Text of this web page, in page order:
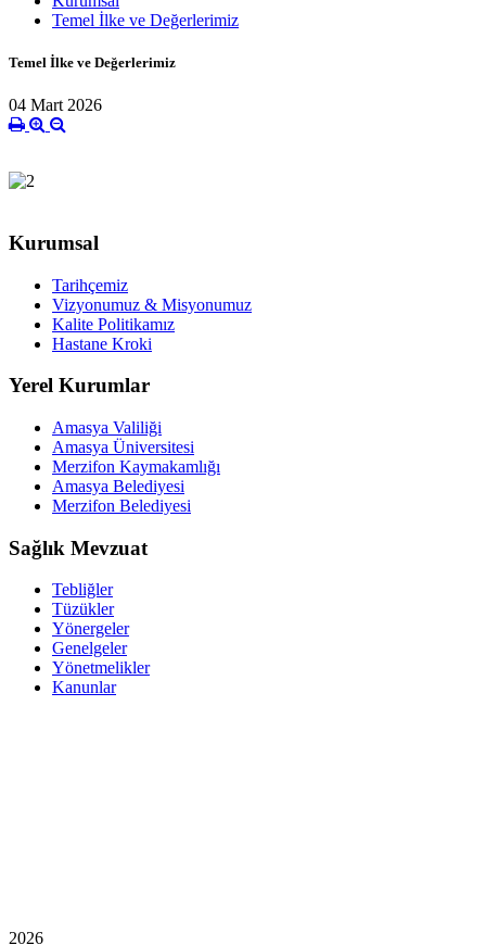
Temel İlke ve Değerlerimiz
Temel İlke ve Değerlerimiz
04 Mart 2026
Kurumsal
Tarihçemiz
Vizyonumuz & Misyonumuz
Kalite Politikamız
Hastane Kroki
Yerel Kurumlar
Amasya Valiliği
Amasya Üniversitesi
Merzifon Kaymakamlığı
Amasya Belediyesi
Merzifon Belediyesi
Sağlık Mevzuat
Tebliğler
Tüzükler
Yönergeler
Genelgeler
Yönetmelikler
Kanunlar
2026